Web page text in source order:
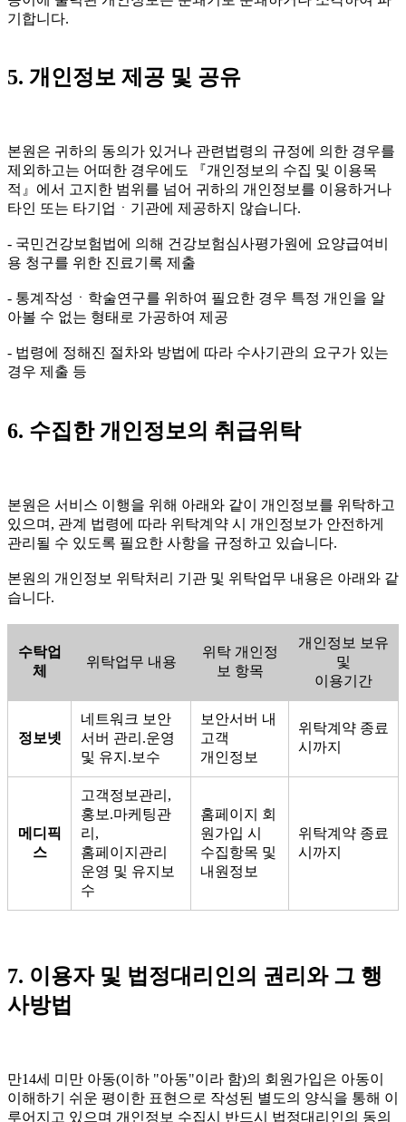
기합니다.
5. 개인정보 제공 및 공유
본원은 귀하의 동의가 있거나 관련법령의 규정에 의한 경우를
제외하고는 어떠한 경우에도 『개인정보의 수집 및 이용목
적』에서 고지한 범위를 넘어 귀하의 개인정보를 이용하거나
타인 또는 타기업ㆍ기관에 제공하지 않습니다.
- 국민건강보험법에 의해 건강보험심사평가원에 요양급여비
용 청구를 위한 진료기록 제출
- 통계작성ㆍ학술연구를 위하여 필요한 경우 특정 개인을 알
아볼 수 없는 형태로 가공하여 제공
- 법령에 정해진 절차와 방법에 따라 수사기관의 요구가 있는
경우 제출 등
6. 수집한 개인정보의 취급위탁
본원은 서비스 이행을 위해 아래와 같이 개인정보를 위탁하고
있으며, 관계 법령에 따라 위탁계약 시 개인정보가 안전하게
관리될 수 있도록 필요한 사항을 규정하고 있습니다.
본원의 개인정보 위탁처리 기관 및 위탁업무 내용은 아래와 같
습니다.
수탁업
체
위탁업무 내용
위탁 개인정
보 항목
개인정보 보유
및
이용기간
정보넷
네트워크 보안
서버 관리.운영
및 유지.보수
보안서버 내
고객
개인정보
위탁계약 종료
시까지
메디픽
스
고객정보관리,
홍보.마케팅관
리,
홈페이지관리
운영 및 유지보
수
홈페이지 회
원가입 시
수집항목 및
내원정보
위탁계약 종료
시까지
7. 이용자 및 법정대리인의 권리와 그 행
사방법
만14세 미만 아동(이하 "아동"이라 함)의 회원가입은 아동이
이해하기 쉬운 평이한 표현으로 작성된 별도의 양식을 통해 이
루어지고 있으며 개인정보 수집시 반드시 법정대리인의 동의